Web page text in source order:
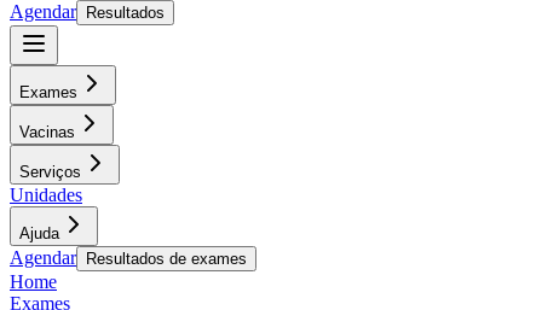
Agendar
Resultados
Exames
Vacinas
Serviços
Unidades
Ajuda
Agendar Resultados de exames
Home
Exames